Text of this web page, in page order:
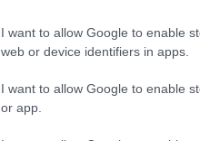
I want to allow Google to enable
web or device identifiers in apps.
I want to allow Google to enable
or app.
Η άνοια
εγκεφάλου